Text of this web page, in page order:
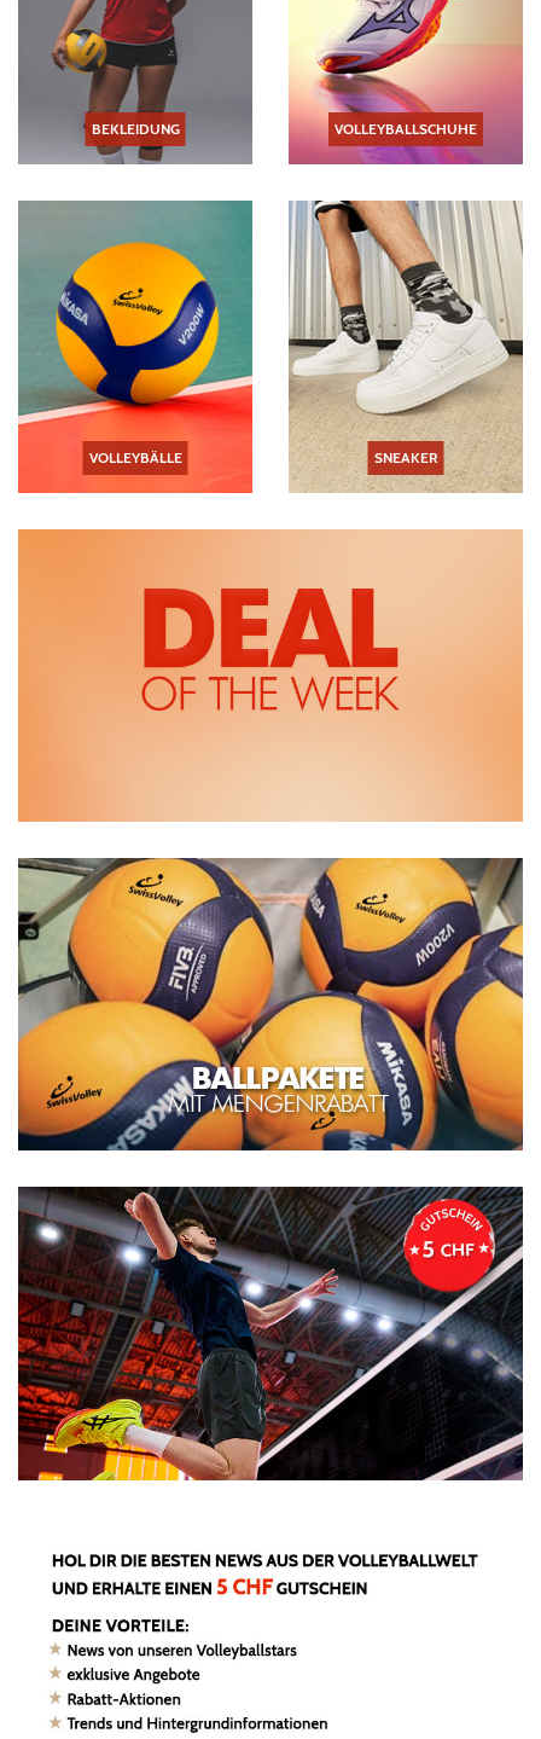
BEKLEIDUNG VOLLEYBALLSCHUHE
VOLLEYBÄLLE SNEAKER